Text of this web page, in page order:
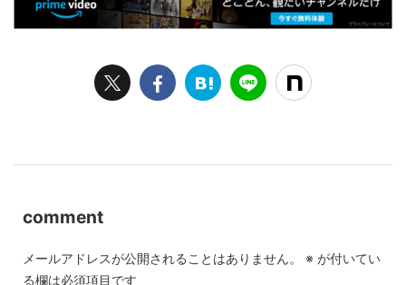
comment
メールアドレスが公開されることはありません。 ※ が付いてい
る欄は必須項目です